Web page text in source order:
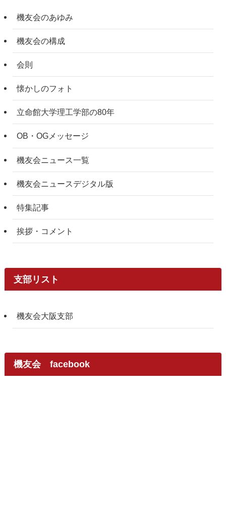
機友会のあゆみ
機友会の構成
会則
懐かしのフォト
立命館大学理工学部の80年
OB・OGメッセージ
機友会ニュース一覧
機友会ニュースデジタル版
特集記事
挨拶・コメント
支部リスト
機友会大阪支部
機友会 facebook